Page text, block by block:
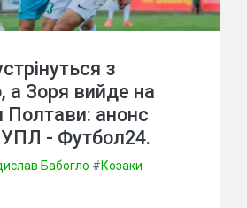
з
а Зоря вийде на
Полтави: анонс
УПЛ - Футбол24.
Бабогло #Козаки